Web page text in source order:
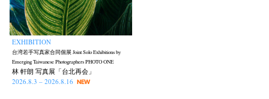
EXHIBITION
台湾若手写真家合同個展 Joint Solo Exhibitions by
Emerging Taiwanese Photographers PHOTO ONE
林 軒朗 写真展「台北再会」
2026.8.3 – 2026.8.16
NEW